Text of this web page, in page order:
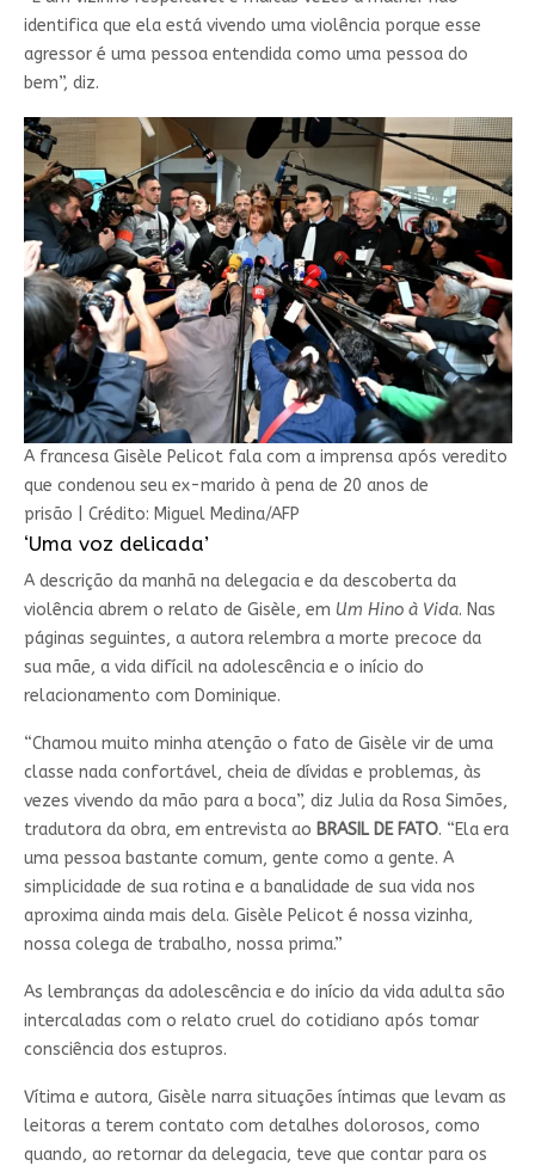
identifica que ela está vivendo uma violência porque esse
agressor é uma pessoa entendida como uma pessoa do
bem”, diz.
A francesa Gisèle Pelicot fala com a imprensa após veredito
que condenou seu ex-marido à pena de 20 anos de
prisão
Crédito: Miguel Medina/AFP
‘Uma voz delicada’
A descrição da manhã na delegacia e da descoberta da
violência abrem o relato de Gisèle, em Um Hino à Vida. Nas
páginas seguintes, a autora relembra a morte precoce da
sua mãe, a vida difícil na adolescência e o início do
relacionamento com Dominique.
“Chamou muito minha atenção o fato de Gisèle vir de uma
classe nada confortável, cheia de dívidas e problemas, às
vezes vivendo da mão para a boca”, diz Julia da Rosa Simões,
tradutora da obra, em entrevista ao BRASIL DE FATO. “Ela era
uma pessoa bastante comum, gente como a gente. A
simplicidade de sua rotina e a banalidade de sua vida nos
aproxima ainda mais dela. Gisèle Pelicot é nossa vizinha,
nossa colega de trabalho, nossa prima.”
As lembranças da adolescência e do início da vida adulta são
intercaladas com o relato cruel do cotidiano após tomar
consciência dos estupros.
Vítima e autora, Gisèle narra situações íntimas que levam as
leitoras a terem contato com detalhes dolorosos, como
quando, ao retornar da delegacia, teve que contar para os